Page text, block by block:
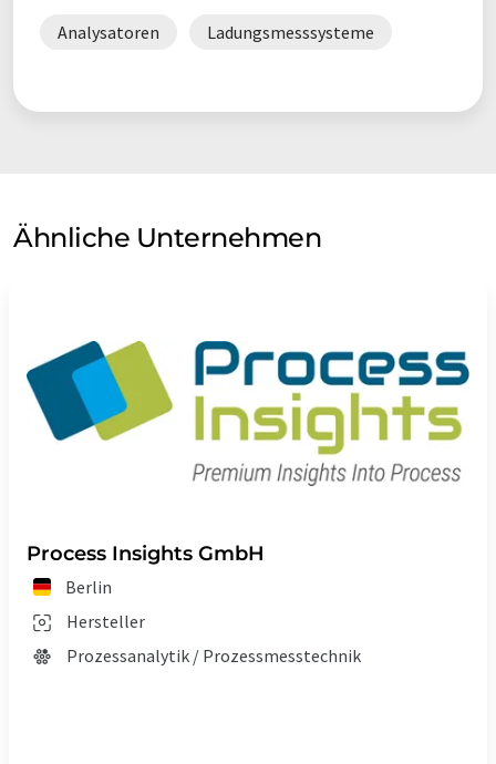
Analysatoren Ladungsmesssysteme
Ähnliche Unternehmen
Process Insights GmbH
Berlin
Hersteller
Prozessanalytik / Prozessmesstechnik